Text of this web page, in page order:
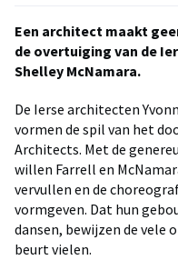
Een architect maakt
de overtuiging van de
Shelley McNamara.
De Ierse architecten
vormen de spil van het
Architects. Met de
willen Farrell en
vervullen en de
vormgeven. Dat hun
dansen, bewijzen de vele
beurt vielen.